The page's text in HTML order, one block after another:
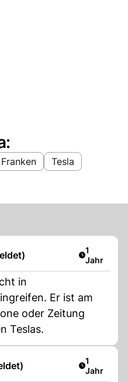
Franken
Tesla
Artikel
1
Jahr
in
Er ist am
oder Zeitung
Teslas.
Artikel
1
Jahr